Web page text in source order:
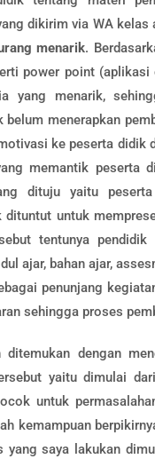
dikirim via WA
menarik.
power point
yang menarik,
menerapkan
ke peserta
memantik peserta
dituju yaitu peserta
dituntut untuk
tentunya pendidik
ajar, bahan ajar,
penunjang
sehingga proses
dengan
yaitu dimulai
untuk
kemampuan
saya lakukan